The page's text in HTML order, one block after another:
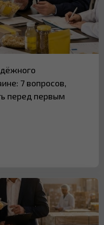
7 вопросов,
перед первым